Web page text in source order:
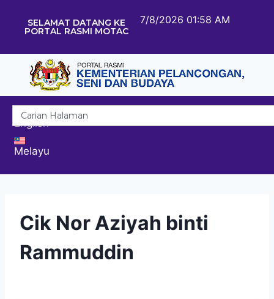
SELAMAT DATANG KE
PORTAL RASMI MOTAC
7/8/2026 01:58 AM
English
Melayu
Cik Nor Aziyah binti
Rammuddin